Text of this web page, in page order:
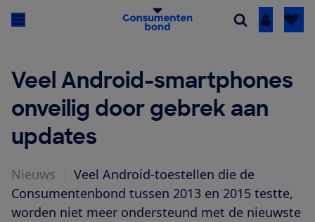
Inloggen
Veel Android-smartphones
onveilig door gebrek aan
updates
Nieuws
Veel Android-toestellen die de
Consumentenbond tussen 2013 en 2015 testte,
worden niet meer ondersteund met de nieuwste